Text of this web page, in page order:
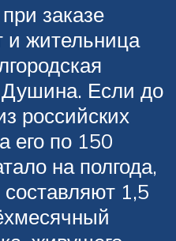
заказе
и жительница
Душина. Если до
российских
его по 150
на полгода,
1,5